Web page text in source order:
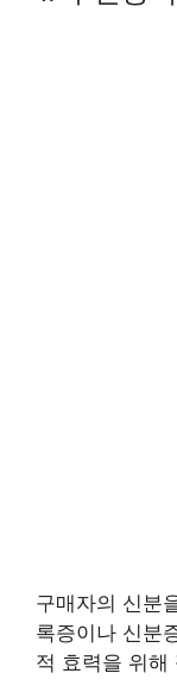
구매자의 신분
록증이나 신분
적 효력을 위해